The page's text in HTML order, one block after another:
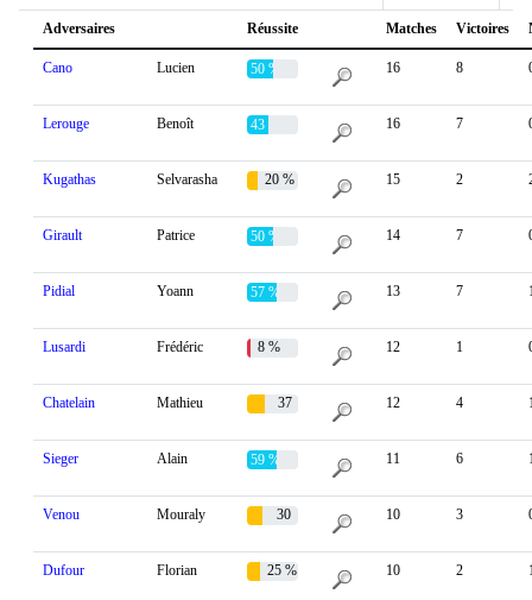
Adversaires Réussite Matches Victoires
Cano Lucien 50 % 16 8
Lerouge Benoît 43 % 16 7
Kugathas Selvarasha 20 % 15 2
Girault Patrice 50 % 14 7
Pidial Yoann 57 % 13 7
Lusardi Frédéric 8 % 12 1
Chatelain Mathieu
37
12 4
Sieger Alain 59 % 11 6
Venou Mouraly
30
10 3
Dufour Florian 25 % 10 2